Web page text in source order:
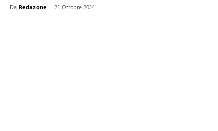
Da Redazione - 21 Ottobre 2024